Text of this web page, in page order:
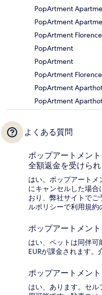
PopArtment
PopArtment
PopArtment Florence
PopArtment
PopArtment
PopArtment Florence
PopArtment
PopArtment
よくある質問
ポップアートメン
全額返金を受けら
はい。ポップアート
にキャンセルした場
おり、弊社サイトで
ルポリシーで利用規約
ポップアートメン
はい、ペットは同伴可
EURが課金されます。
ポップアートメン
はい、あります。セル